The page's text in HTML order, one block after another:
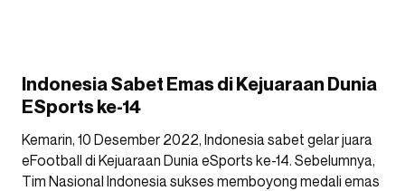
Indonesia Sabet Emas di Kejuaraan Dunia
ESports ke-14
Kemarin, 10 Desember 2022, Indonesia sabet gelar juara
eFootball di Kejuaraan Dunia eSports ke-14. Sebelumnya,
Tim Nasional Indonesia sukses memboyong medali emas